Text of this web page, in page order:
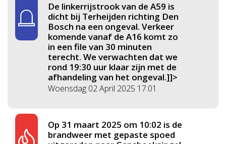
De linkerrijstrook van de A59 is
dicht bij Terheijden richting Den
Bosch na een ongeval. Verkeer
komende vanaf de A16 komt zo
in een file van 30 minuten
terecht. We verwachten dat we
rond 19:30 uur klaar zijn met de
afhandeling van het ongeval.]]>
Woensdag 02 April 2025 17:01
Op 31 maart 2025 om 10:02 is de
brandweer met gepaste spoed